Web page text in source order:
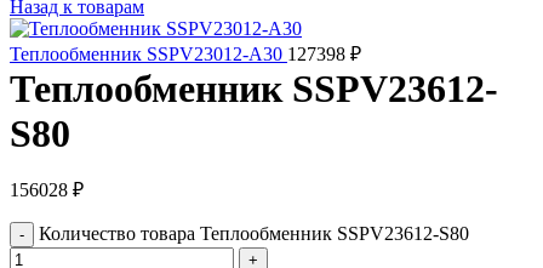
Назад к товарам
Теплообменник SSPV23012-A30 127398 ₽
Теплообменник SSPV23612-
S80
156028 ₽
Количество товара Теплообменник SSPV23612-S80